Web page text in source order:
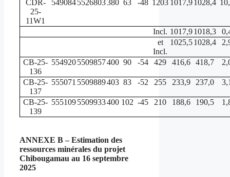
CDR-
25-
11W1
5490845526803380 63 -48 1203 1017,91028,4
Incl. 1017,91018,3
et
Incl.
1025,51028,4
CB-25-
136
5549205509857400 90 -54 429 416,6 418,7
CB-25-
137
555071 5509889403 83 -52 255 233,9 237,0
CB-25-
139
5551095509933400 102 -45 210 188,6 190,5
ANNEXE B – Estimation des
ressources minérales du projet
Chibougamau au 16 septembre
2025